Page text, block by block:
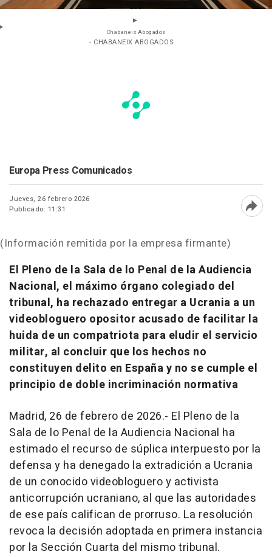
Chabaneix Abogados
- CHABANEIX ABOGADOS
Europa Press Comunicados
Jueves, 26 febrero 2026
Publicado: 11:31
(Información remitida por la empresa firmante)
El Pleno de la Sala de lo Penal de la Audiencia
Nacional, el máximo órgano colegiado del
tribunal, ha rechazado entregar a Ucrania a un
videobloguero opositor acusado de facilitar la
huida de un compatriota para eludir el servicio
militar, al concluir que los hechos no
constituyen delito en España y no se cumple el
principio de doble incriminación normativa
Madrid, 26 de febrero de 2026.- El Pleno de la
Sala de lo Penal de la Audiencia Nacional ha
estimado el recurso de súplica interpuesto por la
defensa y ha denegado la extradición a Ucrania
de un conocido videobloguero y activista
anticorrupción ucraniano, al que las autoridades
de ese país califican de prorruso. La resolución
revoca la decisión adoptada en primera instancia
por la Sección Cuarta del mismo tribunal.